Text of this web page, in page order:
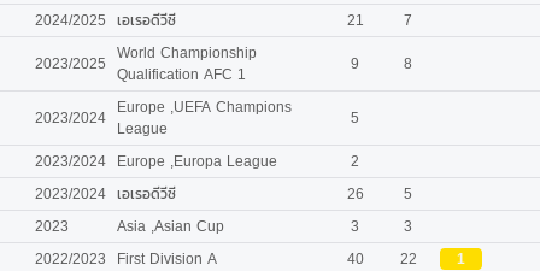
2024/2025 เอเรอดีวีซี 21
7
2023/2025 World Championship
Qualification AFC 1
9 8
2023/2024 Europe ,UEFA Champions
League
5
2023/2024 Europe ,Europa League
2
2023/2024 เอเรอดีวีซี 26
5
2023
Asia ,Asian Cup 3
3
2022/2023
First Division A 40 22
1